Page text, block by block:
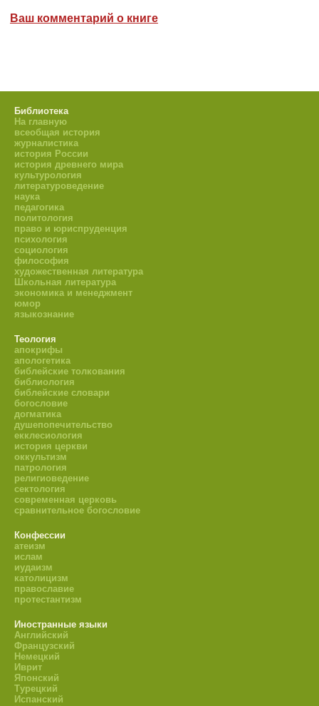
Ваш комментарий о книге
Библиотека
На главную
всеобщая история
журналистика
история России
история древнего мира
культурология
литературоведение
наука
педагогика
политология
право и юриспруденция
психология
социология
философия
художественная литература
Школьная литература
экономика и менеджмент
юмор
языкознание
Теология
апокрифы
апологетика
библейские толкования
библиология
библейские словари
богословие
догматика
душепопечительство
екклесиология
история церкви
оккультизм
патрология
религиоведение
сектология
современная церковь
сравнительное богословие
Конфессии
атеизм
ислам
иудаизм
католицизм
православие
протестантизм
Иностранные языки
Английский
Французский
Немецкий
Иврит
Японский
Турецкий
Испанский